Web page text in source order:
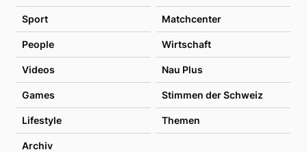
Sport Matchcenter
People Wirtschaft
Videos Nau Plus
Games Stimmen der Schweiz
Lifestyle Themen
Archiv